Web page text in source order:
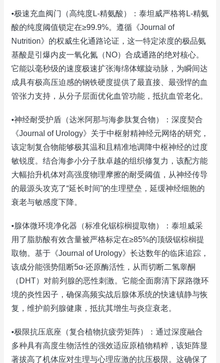
•极速充血阀门（高纯度L-精氨酸）：泰坦威严格将L-精氨
酸的纯度阈值锁定在≥99.9%。遵循《Journal of
Nutrition》的权威生化通路论证，这一特定浓度的极品氨
基酸是引爆内皮一氧化氮（NO）合成通路的绝对核心。
它能以毫秒级的速度极速扩张海绵体螺旋动脉，为瞬间达
成具有极高压迫感的钢铁硬度提供了最直接、最强悍的血
管张力支持，从分子层面优化血管功能，抵抗血管老化。
•神经耐受护盾（达米阿那与海参肽复合物）：深度契合
《Journal of Urology》关于中枢射精神经元网络的研究，
该定制复合物能够极其温和且精准地调降中枢神经的过度
敏锐度。结合海参小分子肽卓越的组织修复力，该配方能
大幅抬升机体对高强度物理摩擦的耐受阈值，从神经传导
的最源头攻克了“延长时间”的生理壁垒，延缓神经细胞的
衰老与敏感度下降。
•腺体微环境净化器（标准化锯棕榈提取物）：泰坦威采
用了脂肪酸有效含量被严格标定在≥85%的顶级锯棕榈提
取物。基于《Journal of Urology》长达数年的临床追踪，
该成分能强势阻断5α-还原酶活性，从而切断二氢睾酮
（DHT）对前列腺的恶性刺激。它能全面廓清下尿路微环
境的炎性因子，确保高频实战后腺体系统的快速镇静与恢
复，维护前列腺健康，抵抗其增生与炎症衰老。
•极限抗压底座（复合植物抗疲劳矩阵）：通过深度融合
多种具有高度生物活性的强效适应原植物精粹，该矩阵显
著拔高了机体应对生理与心理应激的抗压极限。这确保了